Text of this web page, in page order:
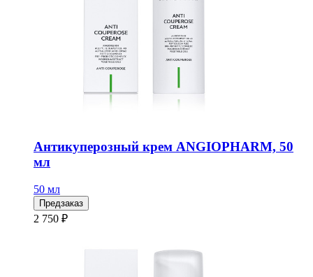
Антикуперозный крем ANGIOPHARM, 50
мл
50 мл
Предзаказ
2 750 ₽